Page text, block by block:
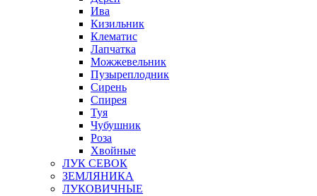
Ива
Кизильник
Клематис
Лапчатка
Можжевельник
Пузыреплодник
Сирень
Спирея
Туя
Чубушник
Роза
Хвойные
ЛУК СЕВОК
ЗЕМЛЯНИКА
ЛУКОВИЧНЫЕ